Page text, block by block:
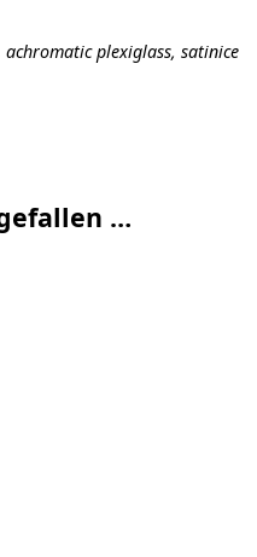
plexiglass, satinice
…